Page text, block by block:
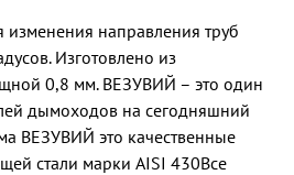
изменения направления труб
Изготовлено из
0,8 мм. ВЕЗУВИЙ – это один
дымоходов на сегодняшний
ВЕЗУВИЙ это качественные
стали марки AISI 430Все